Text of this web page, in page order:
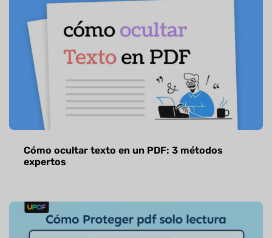
Cómo ocultar texto en un PDF: 3 métodos
expertos